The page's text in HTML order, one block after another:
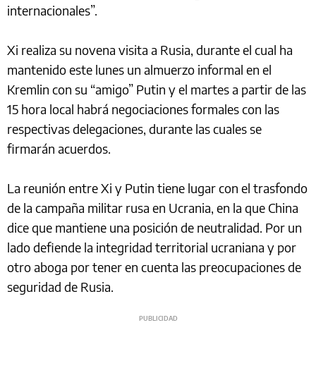
internacionales”.
Xi realiza su novena visita a Rusia, durante el cual ha
mantenido este lunes un almuerzo informal en el
Kremlin con su “amigo” Putin y el martes a partir de las
15 hora local habrá negociaciones formales con las
respectivas delegaciones, durante las cuales se
firmarán acuerdos.
La reunión entre Xi y Putin tiene lugar con el trasfondo
de la campaña militar rusa en Ucrania, en la que China
dice que mantiene una posición de neutralidad. Por un
lado defiende la integridad territorial ucraniana y por
otro aboga por tener en cuenta las preocupaciones de
seguridad de Rusia.